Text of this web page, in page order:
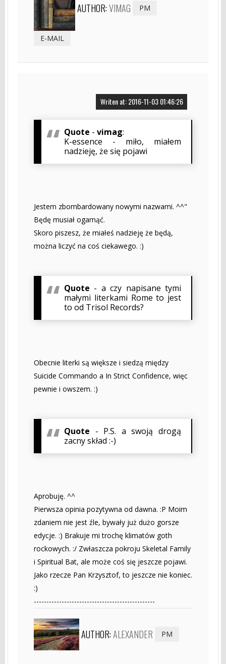
AUTHOR:VIMAG PM
E-MAIL
Writen at: 2016-11-03 01:46:26
Quote - vimag:
K-essence - miło, miałem
nadzieję, że się pojawi
Jestem zbombardowany nowymi nazwami. ^^"
Będę musiał ogarnąć.
Skoro piszesz, że miałeś nadzieję że będą,
można liczyć na coś ciekawego. :)
Quote - a czy napisane tymi
małymi literkami Rome to jest
to od Trisol Records?
Obecnie literki są większe i siedzą między
Suicide Commando a In Strict Confidence, więc
pewnie i owszem. :)
Quote - P.S. a swoją drogą
zacny skład :-)
Aprobuję. ^^
Pierwsza opinia pozytywna od dawna. :P Moim
zdaniem nie jest źle, bywały już dużo gorsze
edycje. :) Brakuje mi trochę klimatów goth
rockowych. :/ Zwłaszcza pokroju Skeletal Family
i Spiritual Bat, ale może coś się jeszcze pojawi.
Jako rzecze Pan Krzysztof, to jeszcze nie koniec.
:)
------------------------------------------------
AUTHOR:ALEXANDER PM